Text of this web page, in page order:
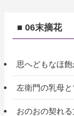
■ 06末摘花
思へどもなほ
左衛門の乳母
おのおの契れ